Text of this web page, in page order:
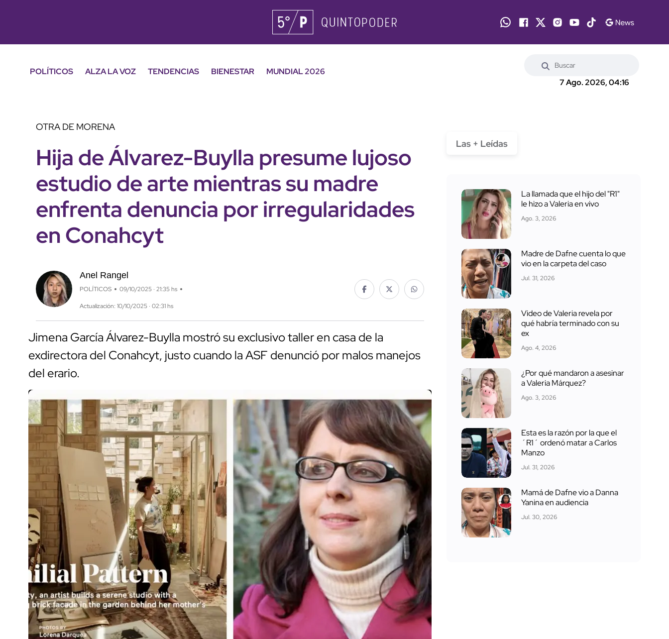
POLÍTICOS ALZA LA VOZ TENDENCIAS BIENESTAR
MUNDIAL 2026
7 Ago. 2026, 04:16
OTRA DE MORENA
Hija de Álvarez-Buylla presume lujoso
estudio de arte mientras su madre
enfrenta denuncia por irregularidades
en Conahcyt
Anel Rangel
POLÍTICOS 09/10/2025 · 21:35 hs
Actualización: 10/10/2025 · 02:31 hs
Jimena García Álvarez-Buylla mostró su exclusivo taller en casa de la
exdirectora del Conahcyt, justo cuando la ASF denunció por malos manejos
del erario.
Las + Leídas
La llamada que el hijo del "R1"
le hizo a Valeria en vivo
Ago. 3, 2026
Madre de Dafne cuenta lo que
vio en la carpeta del caso
Jul. 31, 2026
Video de Valeria revela por
qué habría terminado con su
ex
Ago. 4, 2026
¿Por qué mandaron a asesinar
a Valeria Márquez?
Ago. 3, 2026
Esta es la razón por la que el
´R1´ ordenó matar a Carlos
Manzo
Jul. 31, 2026
Mamá de Dafne vio a Danna
Yanina en audiencia
Jul. 30, 2026